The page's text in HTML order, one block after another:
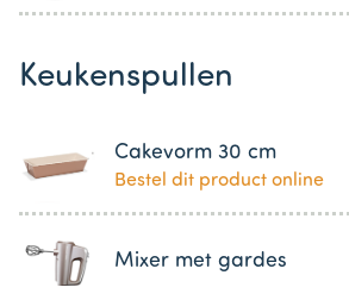
Keukenspullen
Cakevorm 30 cm
Bestel dit product online
Mixer met gardes